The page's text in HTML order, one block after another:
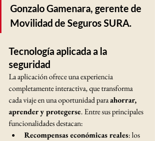
Gonzalo Gamenara, gerente de
Movilidad de Seguros SURA.
Tecnología aplicada a la
seguridad
La aplicación ofrece una experiencia
completamente interactiva, que transforma
cada viaje en una oportunidad para ahorrar,
aprender y protegerse. Entre sus principales
funcionalidades destacan:
Recompensas económicas reales: los